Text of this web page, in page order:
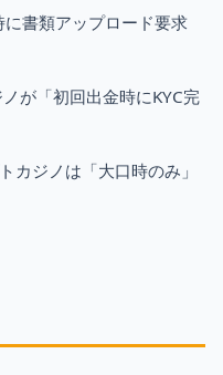
書類アップロード要求
が「初回出金時にKYC完
カジノは「大口時のみ」